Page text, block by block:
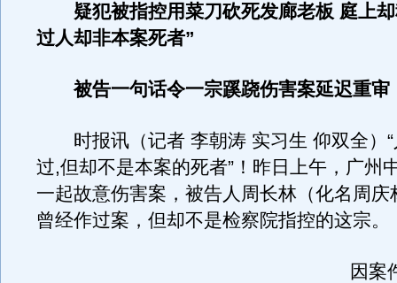
疑犯被指控用菜刀砍死发廊老板 庭上
过人却非本案死者”
被告一句话令一宗蹊跷伤害案延迟重审
时报讯（记者 李朝涛 实习生 仰双全）“
过,但却不是本案的死者”！昨日上午，广州
一起故意伤害案，被告人周长林（化名周庆
曾经作过案，但却不是检察院指控的这宗。
因案